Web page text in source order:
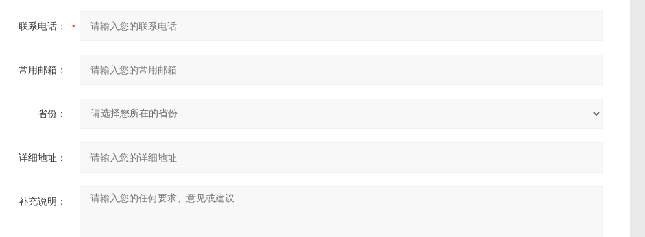
联系电话：
常用邮箱：
省份：
详细地址：
补充说明：